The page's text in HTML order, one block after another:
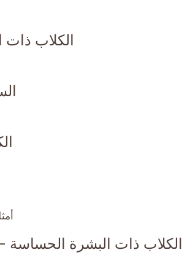
الكلاب
الكلاب ذات البشرة الحساسة – كل 4 إلى 6 أسابيع أو كما ينصح